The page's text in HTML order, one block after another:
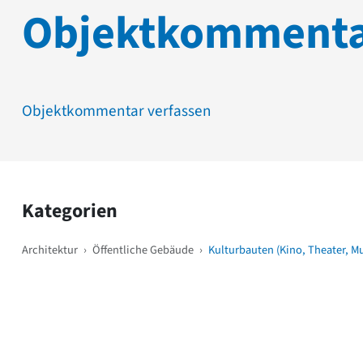
Objektkommentar verfassen
Kategorien
Architektur › Öffentliche Gebäude › Kulturbauten (Kino, Theater,